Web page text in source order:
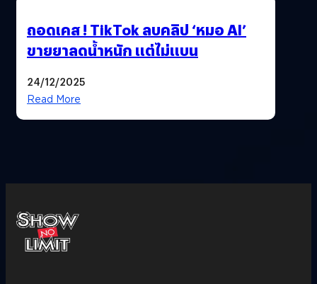
ถอดเคส ! TikTok ลบคลิป ‘หมอ AI’
ขายยาลดน้ำหนัก แต่ไม่แบน
24/12/2025
Read More